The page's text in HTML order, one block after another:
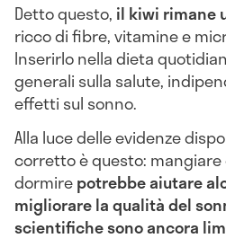
Detto questo, il kiwi rimane
ricco di fibre, vitamine e
Inserirlo nella dieta
generali sulla salute,
effetti sul sonno.
Alla luce delle evidenze
corretto è questo:
dormirepotrebbe aiutare
migliorare la qualità del
scientifiche sono ancora